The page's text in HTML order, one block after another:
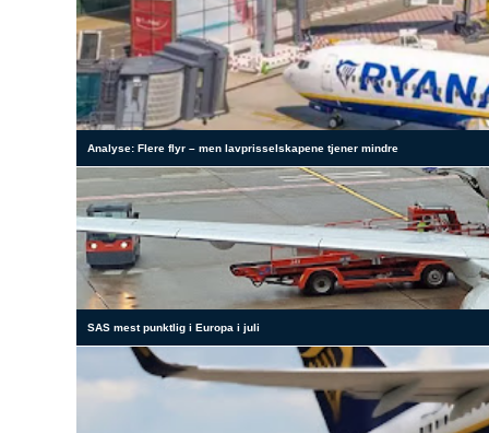
Analyse: Flere flyr – men lavprisselskapene tjener mindre
SAS mest punktlig i Europa i juli